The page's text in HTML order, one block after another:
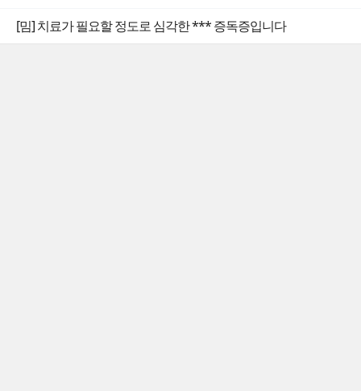
[밈] 치료가 필요할 정도로 심각한 *** 증독증입니다